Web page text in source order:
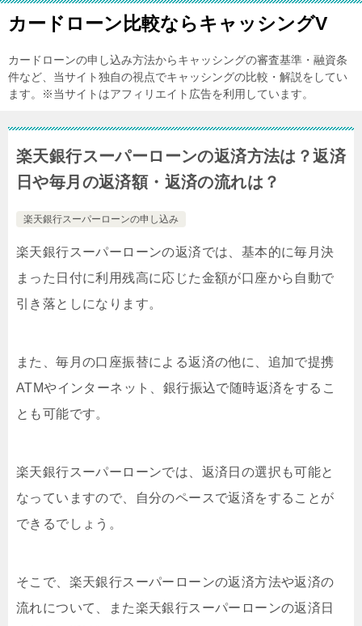
カードローン比較ならキャッシングV
カードローンの申し込み方法からキャッシングの審査基準・融資条
件など、当サイト独自の視点でキャッシングの比較・解説をしてい
ます。※当サイトはアフィリエイト広告を利用しています。
楽天銀行スーパーローンの返済方法は？返済
日や毎月の返済額・返済の流れは？
楽天銀行スーパーローンの申し込み
楽天銀行スーパーローンの返済では、基本的に毎月決
まった日付に利用残高に応じた金額が口座から自動で
引き落としになります。
また、毎月の口座振替による返済の他に、追加で提携
ATMやインターネット、銀行振込で随時返済をするこ
とも可能です。
楽天銀行スーパーローンでは、返済日の選択も可能と
なっていますので、自分のペースで返済をすることが
できるでしょう。
そこで、楽天銀行スーパーローンの返済方法や返済の
流れについて、また楽天銀行スーパーローンの返済日